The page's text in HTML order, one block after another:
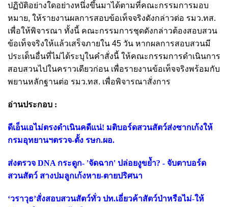
ปฏิบัติอย่างใดอย่างหนึ่งขึ้นมาได้ตามที่คณะกรรมการมอบ
หมาย, ให้รายงานผลการสอบข้อเท็จจริงดังกล่าวต่อ รมว.ทส.
เพื่อให้พิจารณา ทั้งนี้ คณะกรรมการชุดดังกล่าวต้องสอบสวน
ข้อเท็จจริงให้แล้วเสร็จภายใน 45 วัน หากผลการสอบสวนมี
ประเด็นอื่นที่ไม่ได้ระบุในคำสั่งนี้ ให้คณะกรรมการดำเนินการ
สอบสวนไปในคราวเดียวก่อน เพื่อรายงานข้อเท็จจริงพร้อมกับ
พยานหลักฐานต่อ รมว.ทส. เพื่อพิจารณาสั่งการ
อ่านประกอบ :
ดีเอ็นเอไม่ตรงดำเนินคดีแน่! มติบอร์ดสวนสัตว์ส่งซากเก้งให้
กรมอุทยานฯตรวจ-ตั้ง รษก.ผอ.
ส่งตรวจ DNA กระดูก- 'จัดฉาก' ปล่อยงูขย้ำ? - จับตาบอร์ด
สวนสัตว์ สางปมลูกเก้งหาย-ตายปริศนา
‘วราวุธ’สั่งสอบสวนสัตว์ทั่ว ปท.เอี่ยวค้าสัตว์ป่าหรือไม่-ให้